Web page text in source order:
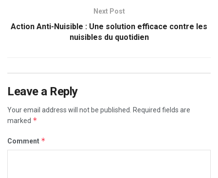
Next Post
Action Anti-Nuisible : Une solution efficace contre les
nuisibles du quotidien
Leave a Reply
Your email address will not be published. Required fields are
marked *
Comment *